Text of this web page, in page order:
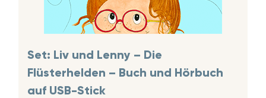
Set: Liv und Lenny – Die
Flüsterhelden – Buch und Hörbuch
auf USB-Stick